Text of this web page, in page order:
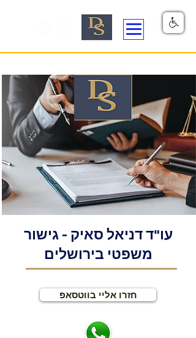
עו"ד דניאל סאיק - גישור
משפטי בירושלים
חזרו אליי בווטסאפ